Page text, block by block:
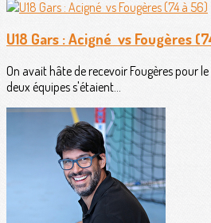
U18 Gars : Acigné vs Fougères
On avait hâte de recevoir Fougères pour
deux équipes s'étaient...